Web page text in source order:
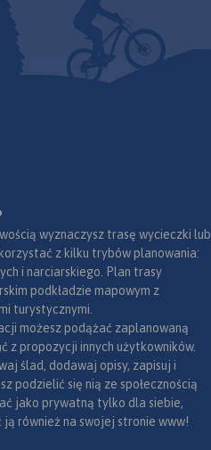
wyznaczysz trasę wycieczki lub
z kilku trybów planowania:
i narciarskiego. Plan trasy
podkładzie mapowym z
turystycznymi.
możesz podążać zaplanowaną
z propozycji innych użytkowników.
ślad, dodawaj opisy, zapisuj i
podzielić się nią ze społecznością
jako prywatną tylko dla siebie,
ją również na swojej stronie www!